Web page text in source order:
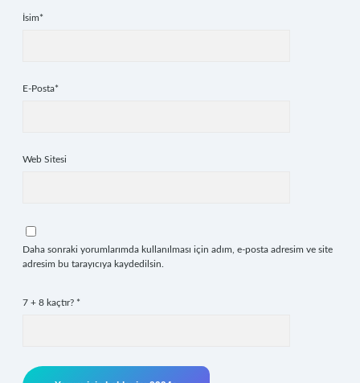
İsim*
E-Posta*
Web Sitesi
Daha sonraki yorumlarımda kullanılması için adım, e-posta adresim ve site
adresim bu tarayıcıya kaydedilsin.
7 + 8 kaçtır? *